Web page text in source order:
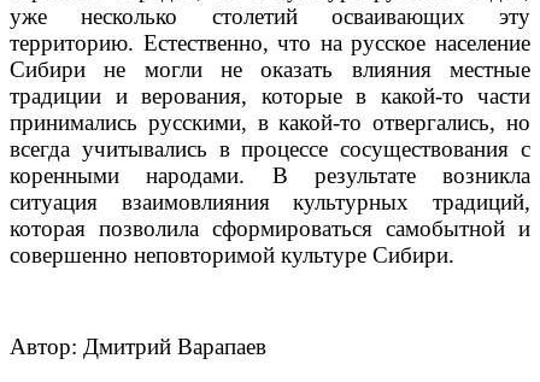
уже несколько столетий осваивающих эту
территорию. Естественно, что на русское население
Сибири не могли не оказать влияния местные
традиции и верования, которые в какой-то части
принимались русскими, в какой-то отвергались, но
всегда учитывались в процессе сосуществования с
коренными народами. В результате возникла
ситуация взаимовлияния культурных традиций,
которая позволила сформироваться самобытной и
совершенно неповторимой культуре Сибири.
Автор: Дмитрий Варапаев